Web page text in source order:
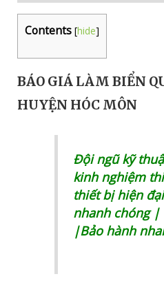
Contents [hide]
BÁO GIÁ LÀM BIỂN
HUYỆN HÓC MÔN
Đội ngũ kỹ
kinh nghiệm
thiết bị hiện
nhanh chóng |
|Bảo hành